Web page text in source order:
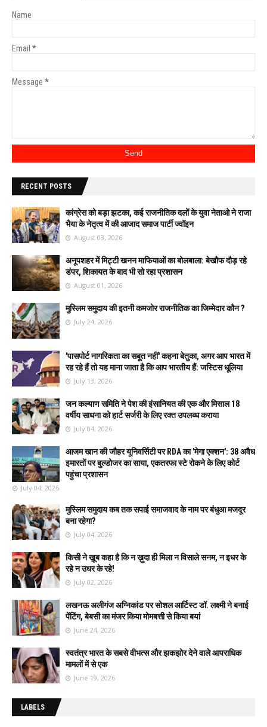
Name
Email *
Message *
RECENT POSTS
कांग्रेस को बड़ा झटका, कई राजनीतिक दलों के युवा नेताओ ने राजा
भैया के नेतृत्व में की आजाद समाज पार्टी ज्वॉइन
August 03, 2026
अनूपशहर में मिट्टी खनन माफियाओं का बोलबाला: बेखौफ दौड़ रहे
डंपर, शिकायत के बाद भी सो रहा प्रशासन
August 01, 2026
मुस्लिम समुदाय की इतनी कमजोर राजनीतिक का जिम्मेदार कौन ?
July 24, 2026
'पासपोर्ट नागरिकता का सबूत नहीं' कहना बेतुका, अगर आप भारत में
रह रहे हैं तो यह माना जाता है कि आप भारतीय हैं: जस्टिस धूलिया
July 13, 2026
जन कल्याण समिति ने पेश की इंसानियत की एक और मिसाल 18
वर्षीय साधना को हार्ट सर्जरी के लिए रक्त उपलब्ध कराया
July 04, 2026
आजम खान की जौहर यूनिवर्सिटी पर RDA का 'मेगा एक्शन': 38 अवैध
इमारतों पर बुल्डोजर का साया, एकतरफा स्टे रोकने के लिए कोर्ट
पहुंचा प्रशासन
July 04, 2026
मुस्लिम समुदाय कब तक सपाई समाजवाद के नाम पर बंधुआ मजदूर
बना रहेगा?
July 04, 2026
किसी ने ख़ूब कहा है कि न ख़ुदा ही मिला न विसाले सनम, न इधर के
रहे न उधर के रहे!
July 02, 2026
लखनऊ अलीगंज अग्निकांड पर सोशल आर्टिस्ट डॉ. लक्ष्मी ने बनाई
पेंटिंग, बेबसी का मंजर किया मोमबत्ती से किया बयां
June 24, 2026
स्वतंत्र भारत के सबसे वीभत्स और झकझोर देने वाले आपराधिक
मामलों में से एक
June 19, 2026
LABELS